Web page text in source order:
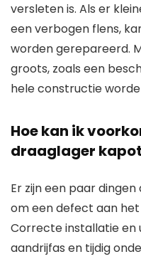
versleten is. Als er
een verbogen flens,
worden gerepareerd.
groots, zoals een
hele constructie
Hoe kan ik
draaglager
Er zijn een paar
om een ​​defect aan
Correcte installatie en
aandrijfas en tijdig